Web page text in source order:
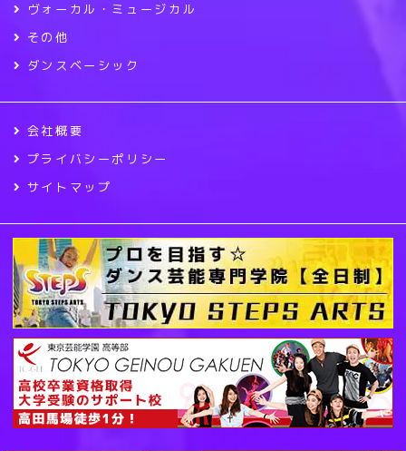
ヴォーカル・ミュージカル
その他
ダンスベーシック
会社概要
プライバシーポリシー
サイトマップ